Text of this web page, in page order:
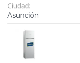
Ciudad:
Asunción